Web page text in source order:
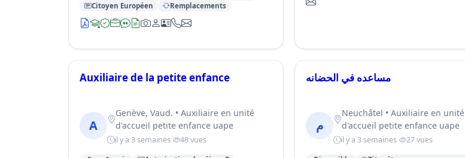
Citoyen Européen
Remplacements
Auxiliaire de la petite enfance
A
Genève, Vaud. • Auxiliaire en unité
d'accueil petite enfance uape
il y a 3 semaines 48 vues
مساعده في الحضانه
م
Neuchâtel • Auxiliaire en unité
d'accueil petite enfance uape
il y a 3 semaines 27 vues